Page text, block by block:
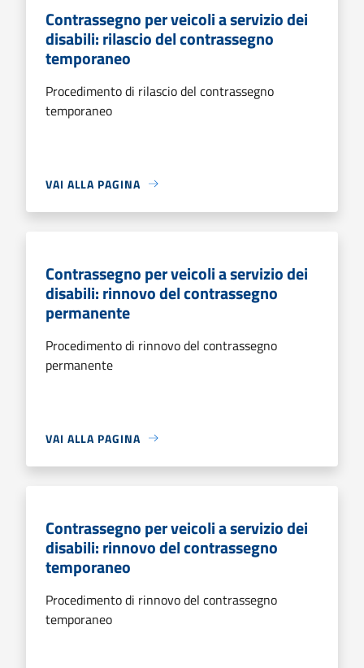
Contrassegno per veicoli a servizio dei
disabili: rilascio del contrassegno
temporaneo
Procedimento di rilascio del contrassegno
temporaneo
VAI ALLA PAGINA
Contrassegno per veicoli a servizio dei
disabili: rinnovo del contrassegno
permanente
Procedimento di rinnovo del contrassegno
permanente
VAI ALLA PAGINA
Contrassegno per veicoli a servizio dei
disabili: rinnovo del contrassegno
temporaneo
Procedimento di rinnovo del contrassegno
temporaneo